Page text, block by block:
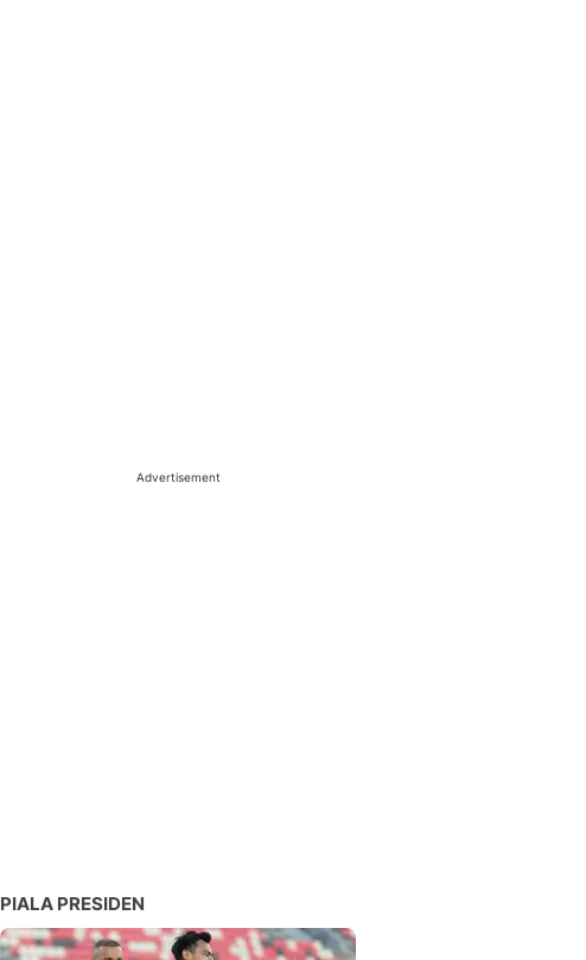
Advertisement
PIALA PRESIDEN